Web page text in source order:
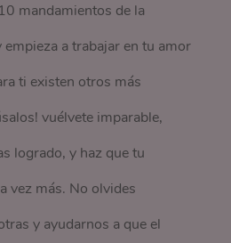
mandamientos de la
a trabajar en tu amor
ti existen otros más
vuélvete imparable,
logrado, y haz que tu
vez más. No olvides
y ayudarnos a que el